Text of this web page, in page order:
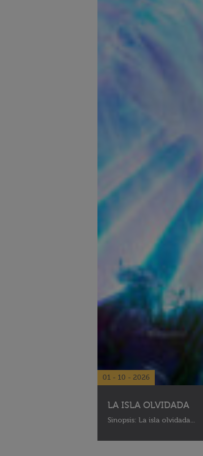
01 - 10 - 2026
LA ISLA OLVIDADA
Sinopsis: La isla olvidada...